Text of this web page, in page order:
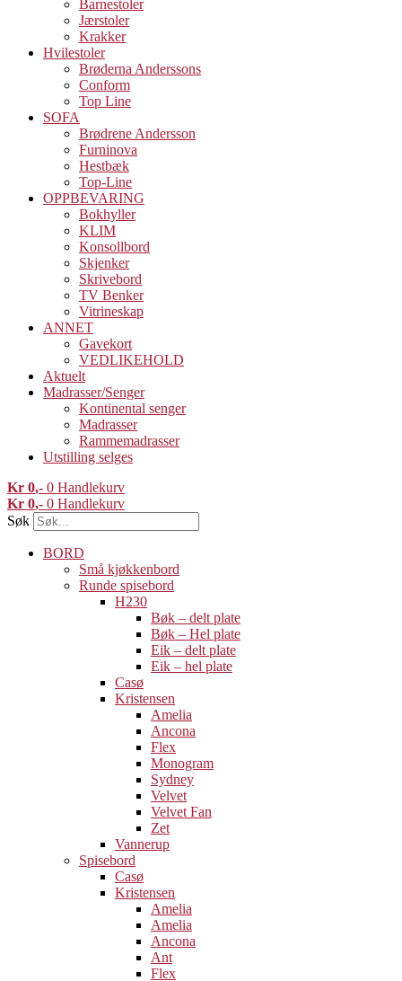
Barnestoler
Jærstoler
Krakker
Hvilestoler
Brøderna Anderssons
Conform
Top Line
SOFA
Brødrene Andersson
Furninova
Hestbæk
Top-Line
OPPBEVARING
Bokhyller
KLIM
Konsollbord
Skjenker
Skrivebord
TV Benker
Vitrineskap
ANNET
Gavekort
VEDLIKEHOLD
Aktuelt
Madrasser/Senger
Kontinental senger
Madrasser
Rammemadrasser
Utstilling selges
Kr 0 0 Handlekurv
Kr 0 0 Handlekurv
Søk
BORD
Små kjøkkenbord
Runde spisebord
H230
Bøk – delt plate
Bøk – Hel plate
Eik – delt plate
Eik – hel plate
Casø
Kristensen
Amelia
Ancona
Flex
Monogram
Sydney
Velvet
Velvet Fan
Zet
Vannerup
Spisebord
Casø
Kristensen
Amelia
Amelia
Ancona
Ant
Flex